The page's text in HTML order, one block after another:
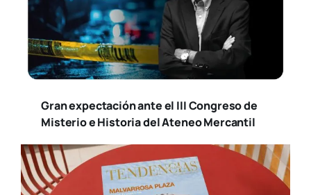
Gran expectación ante el III Congreso de
Misterio e Historia del Ateneo Mercantil